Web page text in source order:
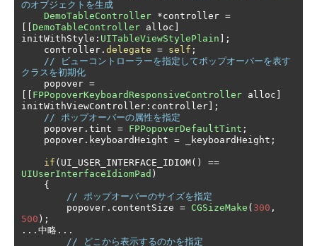
のオブジェクトを生成
DemoTableController *controller =
DemoTableController alloc
initWithStyle : UITableViewStylePlain ];
    controller
. delegate = self ;
// ビューコントローラーを指定してポップオーバーを表す
クラスを初期化
    popover
=
FPPopoverKeyboardResponsiveController alloc
initWithViewController : controller ];
// ポップオーバーの属性を指定
    popover
. tint = FPPopoverDefaultTint ;
    popover
. keyboardHeight = _keyboardHeight ;
if ( UI_USER_INTERFACE_IDIOM()
==
UIUserInterfaceIdiomPad )
{
// ポップオーバーのサイズを指定
        popover
. contentSize = CGSizeMake ( 300 ,
500 );
...中略...
// どこから表示するのかを指定